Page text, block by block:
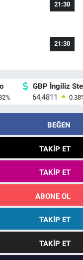
21:30
21:30
%
GBP İngiliz
64,4811
0.38
BEĞEN
TAKIP ET
TAKIP ET
ABONE OL
TAKIP ET
TAKIP ET